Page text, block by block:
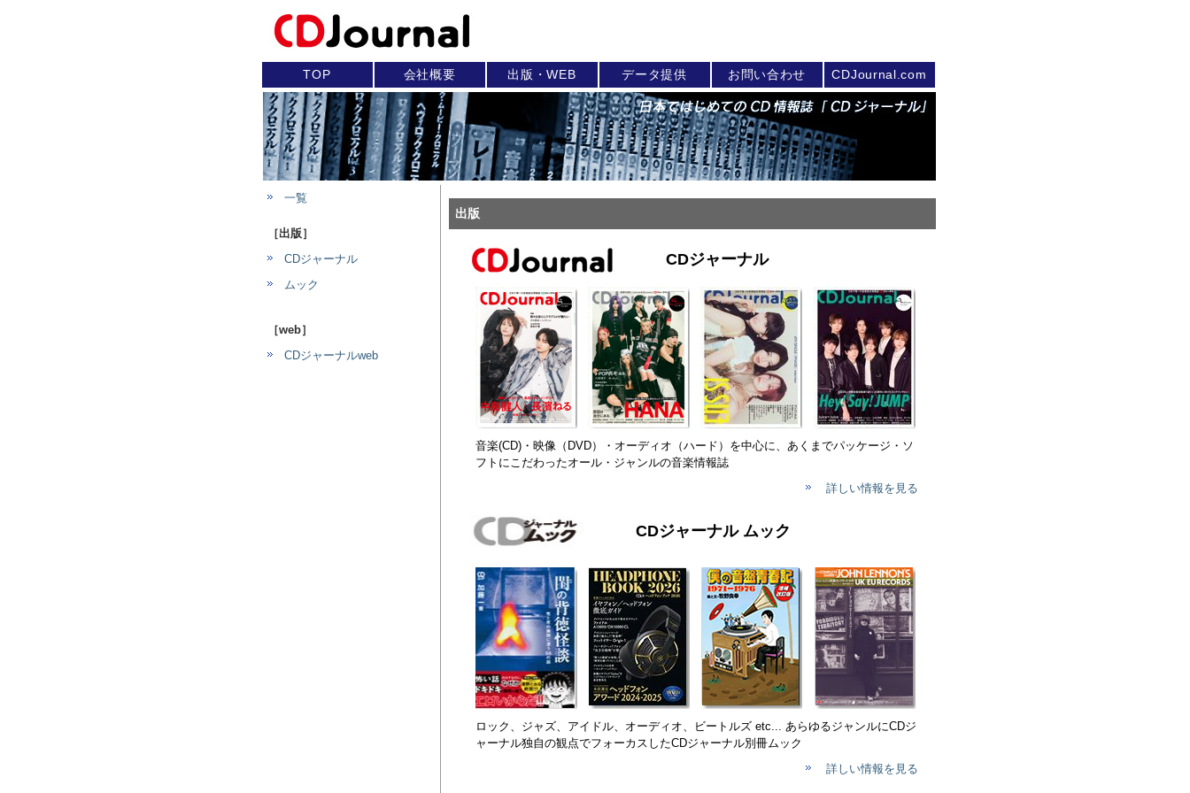
TOP 会社概要 出版・WEB データ提供 お問い合わせ CDJournal.com
一覧
［出版］
CDジャーナル
ムック
［web］
CDジャーナルweb
出版
CDジャーナル
音楽(CD)・映像（DVD）・オーディオ（ハード）を中心に、あくまでパッケージ・ソ
フトにこだわったオール・ジャンルの音楽情報誌
詳しい情報を見る
CDジャーナル ムック
ロック、ジャズ、アイドル、オーディオ、ビートルズ etc... あらゆるジャンルにCDジ
ャーナル独自の観点でフォーカスしたCDジャーナル別冊ムック
詳しい情報を見る